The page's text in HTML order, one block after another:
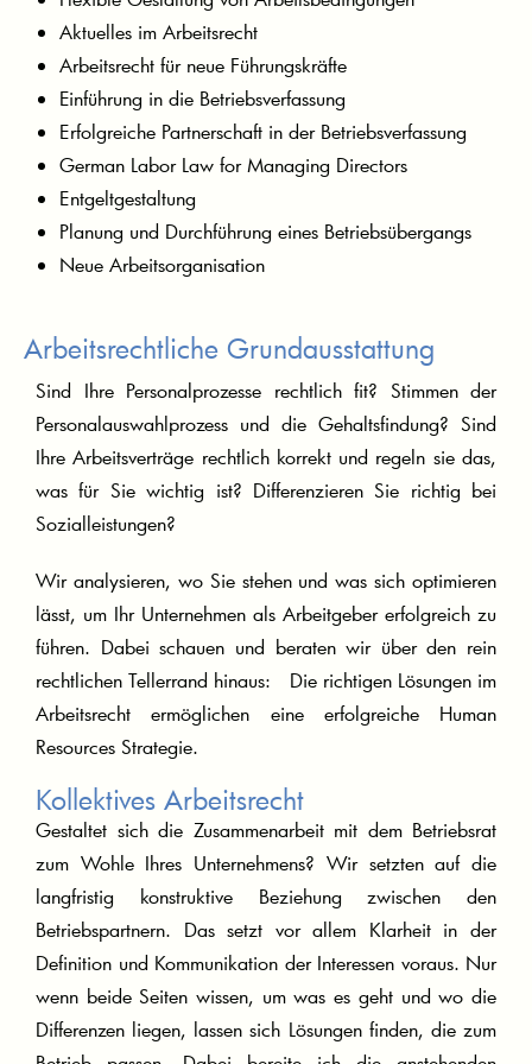
Aktuelles im Arbeitsrecht
Arbeitsrecht für neue Führungskräfte
Einführung in die Betriebsverfassung
Erfolgreiche Partnerschaft in der Betriebsverfassung
German Labor Law for Managing Directors
Entgeltgestaltung
Planung und Durchführung eines Betriebsübergangs
Neue Arbeitsorganisation
Arbeitsrechtliche Grundausstattung
Sind Ihre Personalprozesse rechtlich fit? Stimmen der
Personalauswahlprozess und die Gehaltsfindung? Sind
Ihre Arbeitsverträge rechtlich korrekt und regeln sie das,
was für Sie wichtig ist? Differenzieren Sie richtig bei
Sozialleistungen?
Wir analysieren, wo Sie stehen und was sich optimieren
lässt, um Ihr Unternehmen als Arbeitgeber erfolgreich zu
führen. Dabei schauen und beraten wir über den rein
rechtlichen Tellerrand hinaus: Die richtigen Lösungen im
Arbeitsrecht ermöglichen eine erfolgreiche Human
Resources Strategie.
Kollektives Arbeitsrecht
Gestaltet sich die Zusammenarbeit mit dem Betriebsrat
zum Wohle Ihres Unternehmens? Wir setzten auf die
langfristig konstruktive Beziehung zwischen den
Betriebspartnern. Das setzt vor allem Klarheit in der
Definition und Kommunikation der Interessen voraus. Nur
wenn beide Seiten wissen, um was es geht und wo die
Differenzen liegen, lassen sich Lösungen finden, die zum